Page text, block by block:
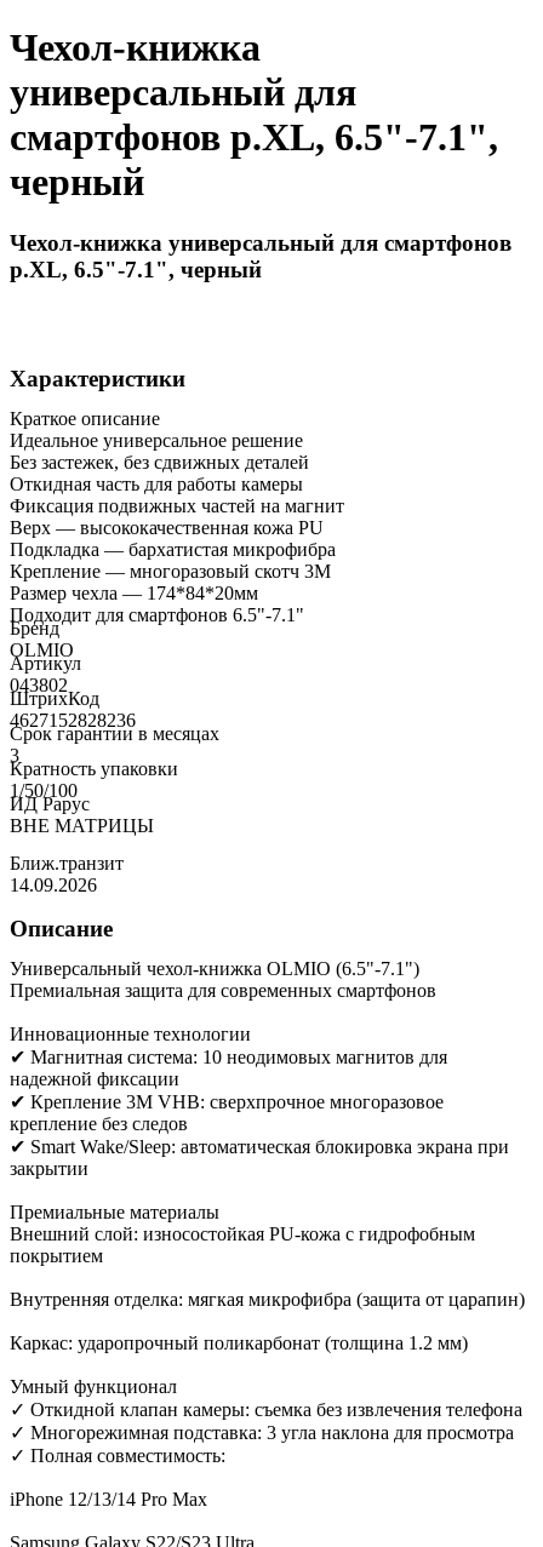
Чехол-книжка
универсальный для
смартфонов р.XL, 6.5"-7.1",
черный
Чехол-книжка универсальный для смартфонов
р.XL, 6.5"-7.1", черный
Характеристики
Краткое описание
Идеальное универсальное решение
Без застежек, без сдвижных деталей
Откидная часть для работы камеры
Фиксация подвижных частей на магнит
Верх — высококачественная кожа PU
Подкладка — бархатистая микрофибра
Крепление — многоразовый скотч 3M
Размер чехла — 174*84*20мм
Подходит для смартфонов 6.5"-7.1"
Бренд
OLMIO
Артикул
043802
ШтрихКод
4627152828236
Срок гарантии в месяцах
3
Кратность упаковки
1/50/100
ИД Рарус
ВНЕ МАТРИЦЫ
Ближ.транзит
14.09.2026
Описание
Универсальный чехол-книжка OLMIO (6.5"-7.1")
Премиальная защита для современных смартфонов
Инновационные технологии
✔ Магнитная система: 10 неодимовых магнитов для
надежной фиксации
✔ Крепление 3M VHB: сверхпрочное многоразовое
крепление без следов
✔ Smart Wake/Sleep: автоматическая блокировка экрана при
закрытии
Премиальные материалы
Внешний слой: износостойкая PU-кожа с гидрофобным
покрытием
Внутренняя отделка: мягкая микрофибра (защита от царапин)
Каркас: ударопрочный поликарбонат (толщина 1.2 мм)
Умный функционал
✓ Откидной клапан камеры: съемка без извлечения телефона
✓ Многорежимная подставка: 3 угла наклона для просмотра
✓ Полная совместимость:
iPhone 12/13/14 Pro Max